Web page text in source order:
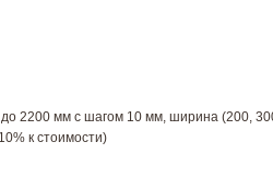
2200 мм с шагом 10 мм, ширина (200,
к стоимости)